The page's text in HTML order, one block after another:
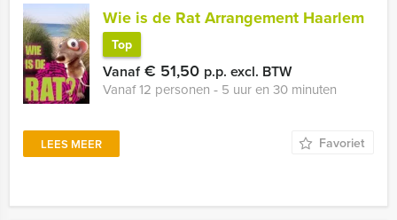
Wie is de Rat Arrangement Haarlem
Top
Vanaf€ 51,50 p.p. excl. BTW
Vanaf 12 personen ‐ 5 uur en 30 minuten
LEES MEER Favoriet